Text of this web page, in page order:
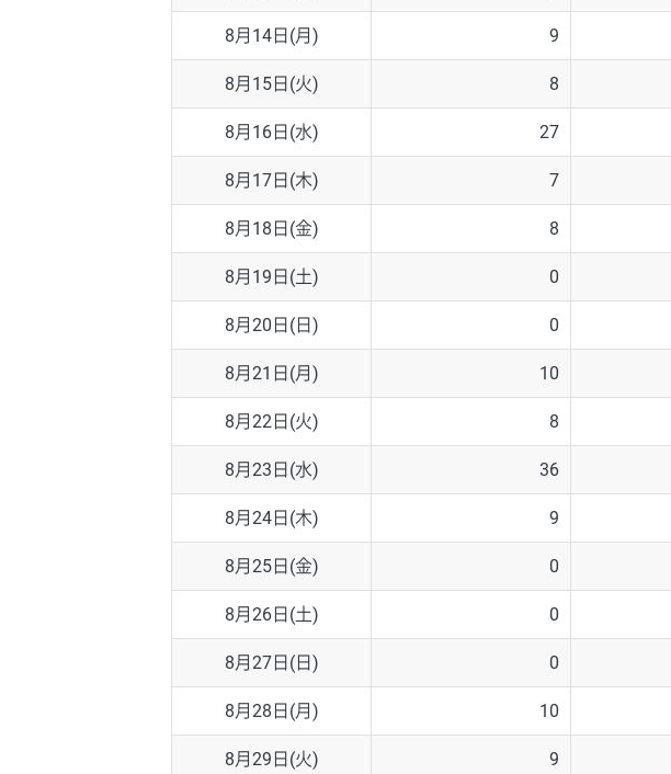
8月14日(月) 9
8月15日(火) 8
8月16日(水) 27
8月17日(木) 7
8月18日(金) 8
8月19日(土) 0
8月20日(日) 0
8月21日(月) 10
8月22日(火) 8
8月23日(水) 36
8月24日(木) 9
8月25日(金) 0
8月26日(土) 0
8月27日(日) 0
8月28日(月) 10
8月29日(火) 9